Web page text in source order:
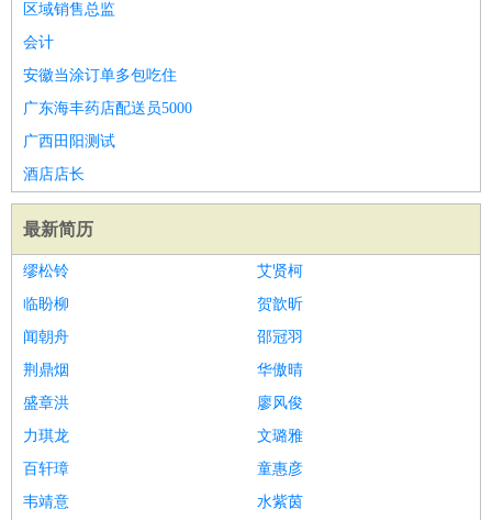
区域销售总监
会计
安徽当涂订单多包吃住
广东海丰药店配送员5000
广西田阳测试
酒店店长
最新简历
缪松铃
艾贤柯
临盼柳
贺歆昕
闻朝舟
邵冠羽
荆鼎烟
华傲晴
盛章洪
廖风俊
力琪龙
文璐雅
百轩璋
童惠彦
韦靖意
水紫茵